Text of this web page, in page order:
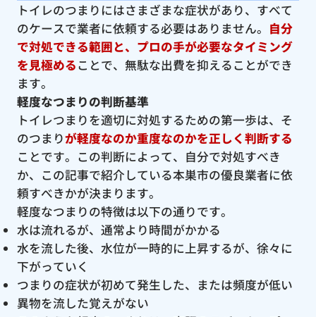
トイレのつまりにはさまざまな症状があり、すべて
のケースで業者に依頼する必要はありません。 自分
で対処できる範囲と、プロの手が必要なタイミング
を見極めることで、無駄な出費を抑えることができ
ます。
軽度なつまりの判断基準
トイレつまりを適切に対処するための第一歩は、そ
のつまりが軽度なのか重度なのかを正しく判断する
ことです。この判断によって、自分で対処すべき
か、この記事で紹介している本巣市の優良業者に依
頼すべきかが決まります。
軽度なつまりの特徴は以下の通りです。
水は流れるが、通常より時間がかかる
水を流した後、水位が一時的に上昇するが、徐々に
下がっていく
つまりの症状が初めて発生した、または頻度が低い
異物を流した覚えがない